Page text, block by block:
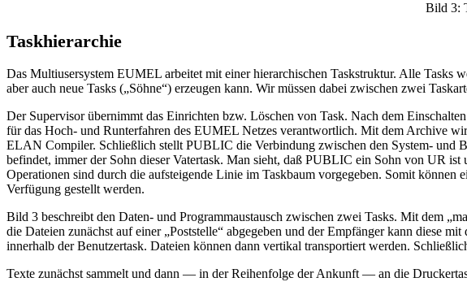
Bild 3:
Taskhierarchie
Das Multiusersystem EUMEL arbeitet mit einer hierarchischen Taskstruktur. Alle Tasks
aber auch neue Tasks („Söhne“) erzeugen kann. Wir müssen dabei zwischen zwei
Der Supervisor übernimmt das Einrichten bzw. Löschen von Task. Nach dem
für das Hoch- und Runterfahren des EUMEL Netzes verantwortlich. Mit dem Archive
ELAN Compiler. Schließlich stellt PUBLIC die Verbindung zwischen den System- und
befindet, immer der Sohn dieser Vatertask. Man sieht, daß PUBLIC ein Sohn von UR
Operationen sind durch die aufsteigende Linie im Taskbaum vorgegeben. Somit
Verfügung gestellt werden.
Bild 3 beschreibt den Daten- und Programmaustausch zwischen zwei Tasks. Mit dem
die Dateien zunächst auf einer „Poststelle“ abgegeben und der Empfänger kann diese
innerhalb der Benutzertask. Dateien können dann vertikal transportiert werden.
Texte zunächst sammelt und dann — in der Reihenfolge der Ankunft — an die